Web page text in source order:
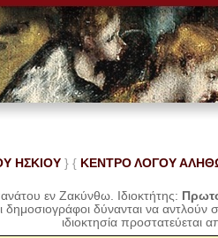
ΗΣΚΙΟΥ } { ΚΕΝΤΡΟ ΛΟΓΟΥ
εν Ζακύνθω. Ιδιοκτήτης:
δημοσιογράφοι δύνανται να αντλούν
ιδιοκτησία